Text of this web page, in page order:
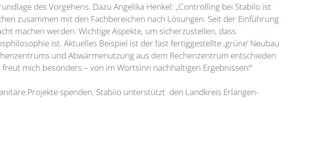
des Vorgehens. Dazu Angelika Henkel: „Controlling bei Stabilo ist
zusammen mit den Fachbereichen nach Lösungen. Seit der Einführung
machen werden. Wichtige Aspekte, um sicherzustellen, dass
ist. Aktuelles Beispiel ist der fast fertiggestellte ‚grüne‘ Neubau
und Abwärmenutzung aus dem Rechenzentrum entschieden
mich besonders – von im Wortsinn nachhaltigen Ergebnissen!“
Projekte spenden. Stabiio unterstützt den Landkreis Erlangen-